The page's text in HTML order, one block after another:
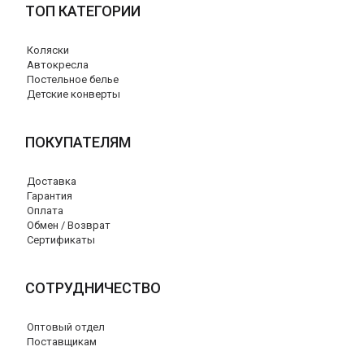
ТОП КАТЕГОРИИ
Коляски
Автокресла
Постельное белье
Детские конверты
ПОКУПАТЕЛЯМ
Доставка
Гарантия
Оплата
Обмен / Возврат
Сертификаты
СОТРУДНИЧЕСТВО
Оптовый отдел
Поставщикам